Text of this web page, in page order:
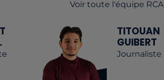
Voir toute l'équipe RCA
TITOUAN
GUIBERT
Journaliste